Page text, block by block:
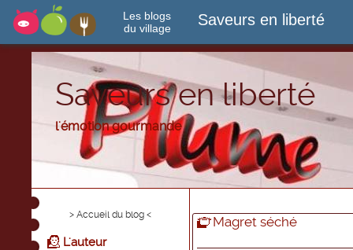
Les blogs
du village
Saveurs en liberté
Saveurs en liberté
l'émotion gourmande
> Accueil du blog <
L'auteur
Magret séché